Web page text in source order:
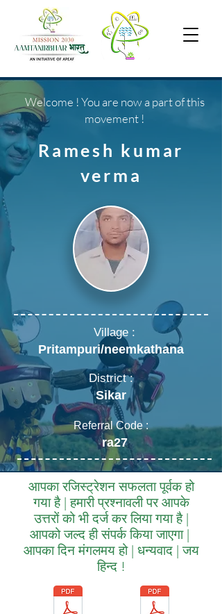
Ramesh kumar
verma
Village :
Pritampuri/neemkathana
District :
Sikar
Referral Code :
ra27
Welcome ! You are now a part of this
movement !
आपका रजिस्ट्रेशन सफलता पूर्वक हो
गया है | हमारी प्रश्नावली पर आपके
उत्तरों को भी दर्ज कर लिया गया है |
आपको जल्द ही संपर्क किया जाएगा |
आपका दिन मंगलमय हो | धन्यवाद | जय
हिन्द !